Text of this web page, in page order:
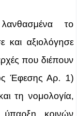
το
και αξιολόγησε
που διέπουν
Έφεσης Αρ. 1)
τη νομολογία,
κοινών